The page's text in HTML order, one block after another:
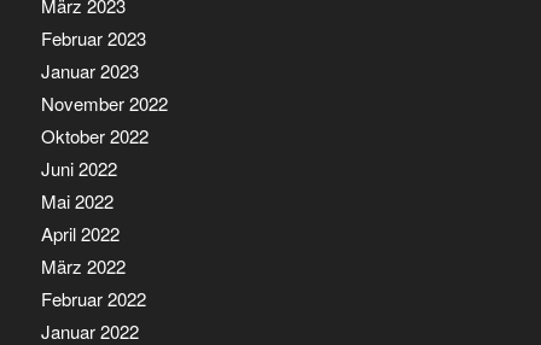
März 2023
Februar 2023
Januar 2023
November 2022
Oktober 2022
Juni 2022
Mai 2022
April 2022
März 2022
Februar 2022
Januar 2022